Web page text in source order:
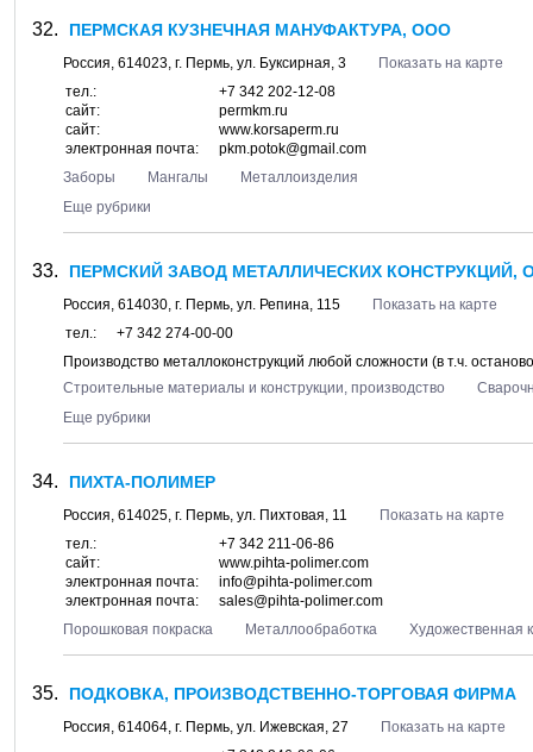
ПЕРМСКАЯ КУЗНЕЧНАЯ МАНУФАКТУРА, ООО
Россия, 614023, г. Пермь, ул. Буксирная, 3
Показать на карте
тел.:
+7 342 202-12-08
сайт:
permkm.ru
сайт:
www.korsaperm.ru
электронная почта:
pkm.potok@gmail.com
Заборы
Мангалы
Металлоизделия
Еще рубрики
ПЕРМСКИЙ ЗАВОД МЕТАЛЛИЧЕСКИХ КОНСТРУКЦИЙ,
Россия, 614030, г. Пермь, ул. Репина, 115
Показать на карте
тел.:
+7 342 274-00-00
Производство металлоконструкций любой сложности (в т.ч.
Строительные материалы и конструкции, производство
Еще рубрики
ПИХТА-ПОЛИМЕР
Россия, 614025, г. Пермь, ул. Пихтовая, 11
Показать на карте
тел.:
+7 342 211-06-86
сайт:
www.pihta-polimer.com
электронная почта:
info@pihta-polimer.com
электронная почта:
sales@pihta-polimer.com
Порошковая покраска
Металлообработка Художественная
ПОДКОВКА, ПРОИЗВОДСТВЕННО-ТОРГОВАЯ ФИРМА
Россия, 614064, г. Пермь, ул. Ижевская, 27
Показать на карте